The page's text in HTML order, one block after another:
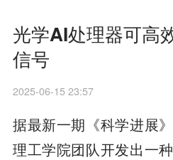
光学AI处理器可高
信号
2025-06-15 23:57
据最新一期《科学进展
理工学院团队开发出一